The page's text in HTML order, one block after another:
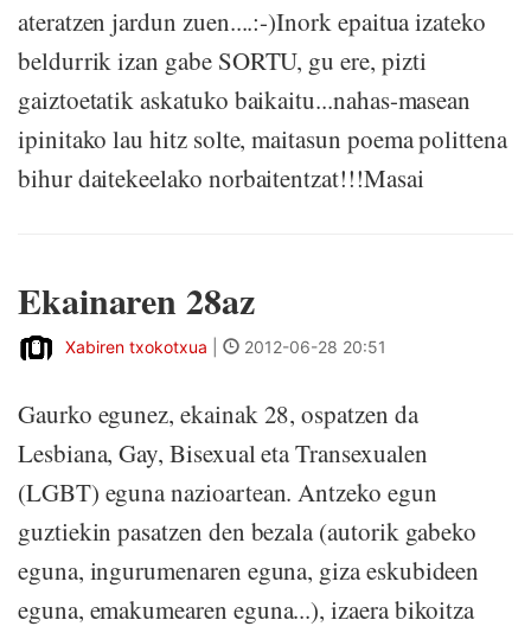
ateratzen jardun zuen....:-)Inork epaitua izateko
beldurrik izan gabe SORTU, gu ere, pizti
gaiztoetatik askatuko baikaitu...nahas-masean
ipinitako lau hitz solte, maitasun poema polittena
bihur daitekeelako norbaitentzat!!!Masai
Ekainaren 28az
Xabiren txokotxua 2012-06-28 20:51
Gaurko egunez, ekainak 28, ospatzen da
Lesbiana, Gay, Bisexual eta Transexualen
(LGBT) eguna nazioartean. Antzeko egun
guztiekin pasatzen den bezala (autorik gabeko
eguna, ingurumenaren eguna, giza eskubideen
eguna, emakumearen eguna...), izaera bikoitza